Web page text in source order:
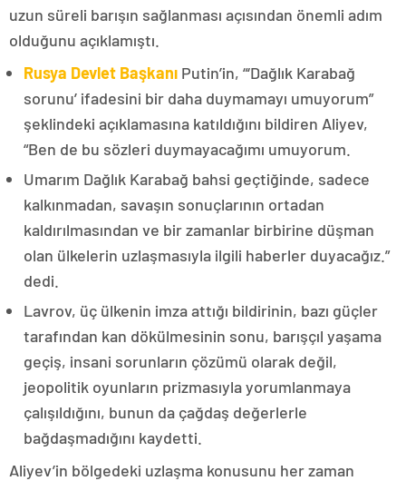
uzun süreli barışın sağlanması açısından önemli adım
olduğunu açıklamıştı.
Rusya Devlet Başkanı Putin’in, “‘Dağlık Karabağ
sorunu’ ifadesini bir daha duymamayı umuyorum”
şeklindeki açıklamasına katıldığını bildiren Aliyev,
“Ben de bu sözleri duymayacağımı umuyorum.
Umarım Dağlık Karabağ bahsi geçtiğinde, sadece
kalkınmadan, savaşın sonuçlarının ortadan
kaldırılmasından ve bir zamanlar birbirine düşman
olan ülkelerin uzlaşmasıyla ilgili haberler duyacağız.”
dedi.
Lavrov, üç ülkenin imza attığı bildirinin, bazı güçler
tarafından kan dökülmesinin sonu, barışçıl yaşama
geçiş, insani sorunların çözümü olarak değil,
jeopolitik oyunların prizmasıyla yorumlanmaya
çalışıldığını, bunun da çağdaş değerlerle
bağdaşmadığını kaydetti.
Aliyev’in bölgedeki uzlaşma konusunu her zaman